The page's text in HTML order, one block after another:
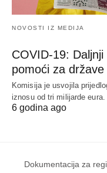
NOVOSTI IZ MEDIJA
COVID-19:
pomoći za države
Komisija je usvojila
iznosu od tri milijarde eura.
6 godina ago
Dokumentacija za